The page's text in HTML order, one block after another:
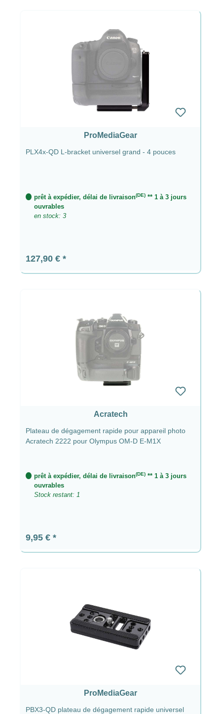
ProMediaGear
PLX4x-QD L-bracket universel grand - 4 pouces
prêt à expédier, délai de livraison(DE) ** 1 à 3 jours
ouvrables
en stock: 3
Prix régulier :
127,90 €
Acratech
Plateau de dégagement rapide pour appareil photo
Acratech 2222 pour Olympus OM-D E-M1X
prêt à expédier, délai de livraison(DE) ** 1 à 3 jours
ouvrables
Stock restant: 1
Prix régulier :
9,95 €
ProMediaGear
PBX3-QD plateau de dégagement rapide universel